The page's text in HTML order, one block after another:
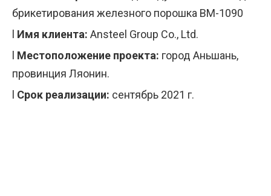
брикетирования железного порошка BM-1090
l Имя клиента: Ansteel Group Co., Ltd.
l Местоположение проекта: город Аньшань,
провинция Ляонин.
l Срок реализации: сентябрь 2021 г.